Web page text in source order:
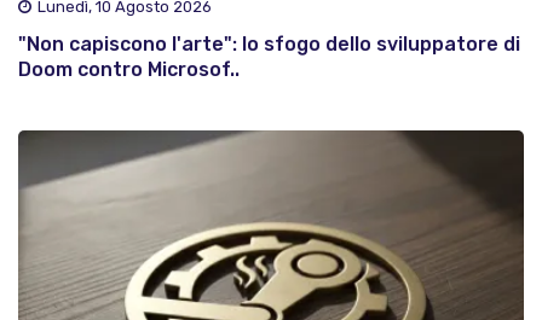
Lunedì, 10 Agosto 2026
"Non capiscono l'arte": lo sfogo dello sviluppatore di
Doom contro Microsof..